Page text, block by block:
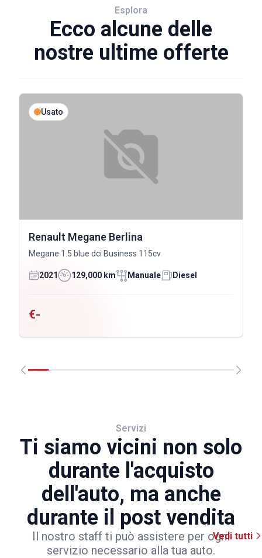
Esplora
Ecco alcune delle
nostre ultime offerte
Usato
Renault Megane Berlina
Megane 1.5 blue dci Business 115cv
2021 129,000 km Manuale Diesel
€-
Servizi
Ti siamo vicini non solo
durante l'acquisto
dell'auto, ma anche
durante il post vendita
Il nostro staff ti può assistere per ogni
servizio necessario alla tua auto.
Vedi tutti